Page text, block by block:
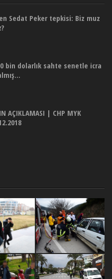
Sedat Peker tepkisi: Biz muz
bin dolarlık sahte senetle icra
AÇIKLAMASI | CHP MYK